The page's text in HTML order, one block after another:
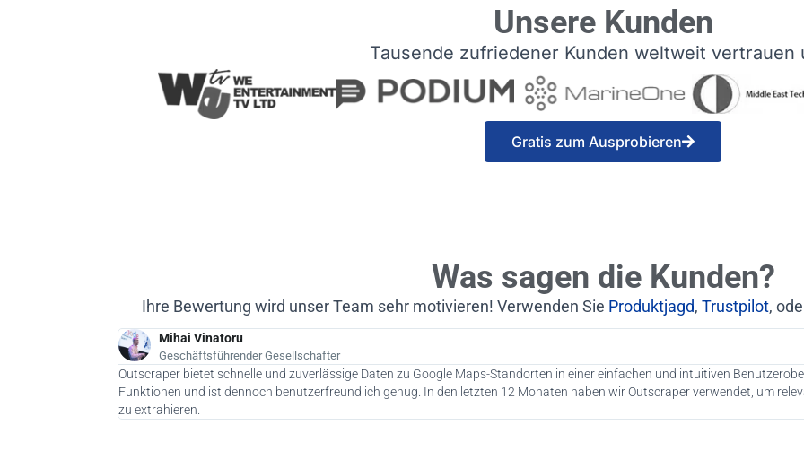
Unsere Kunden
Tausende zufriedener Kunden weltweit vertrauen
Gratis zum Ausprobieren
Was sagen die Kunden?
Ihre Bewertung wird unser Team sehr motivieren! Verwenden Sie Produktjagd, Trustpilot,
Mihai Vinatoru
Geschäftsführender Gesellschafter
Outscraper bietet schnelle und zuverlässige Daten zu Google Maps-Standorten in einer einfachen und intuitiven
Funktionen und ist dennoch benutzerfreundlich genug. In den letzten 12 Monaten haben wir Outscraper verwendet, um
zu extrahieren.